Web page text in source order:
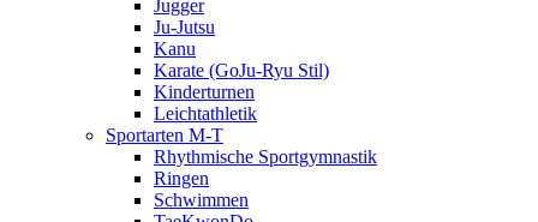
Jugger
Ju-Jutsu
Kanu
Karate (GoJu-Ryu Stil)
Kinderturnen
Leichtathletik
Sportarten M-T
Rhythmische Sportgymnastik
Ringen
Schwimmen